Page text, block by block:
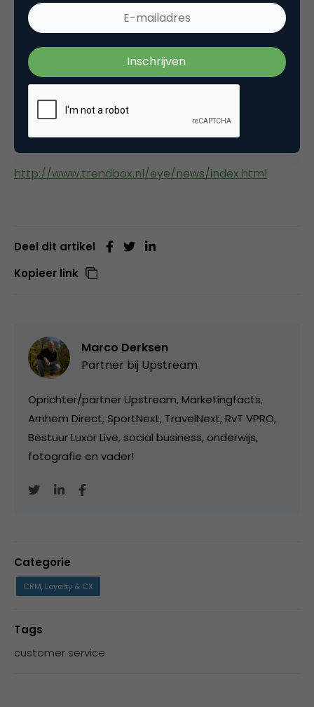
openingstijden, doordeweeks en in het weekend, op
prijs stellen. Ruimere openingstijden, bijvoorbeeld
eens per maand op zondag, lijkt voldoende te zijn
voor warenhuizen en kledingzaken. Verder lijkt er
nog maar een beperkte behoefte voor een 24-uurs
economie in Nederland.
Bron:
http://www.trendbox.nl/eye/news/index.html
Deel dit artikel
Kopieer link
Marco Derksen
Partner bij Upstream
Oprichter/partner Upstream, Marketingfacts,
Arnhem Direct, SportNext, TravelNext, RvT VPRO,
Bestuur Luxor Live, social business, onderwijs,
fotografie en vader!
Categorie
CRM, Loyalty & CX
Tags
customer service